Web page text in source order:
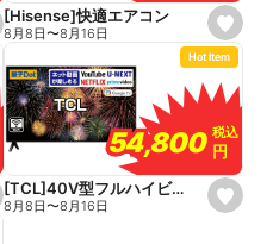
e
s
e
t
a
v
o
r
i
e
[Hisense]快適エアコン
8月8日〜8月16日
s
e
Hot Item
54,800
54,800 税込
税込
円
円
[TCL]40V型フルハイビジョン液晶テレビ
8月8日〜8月16日